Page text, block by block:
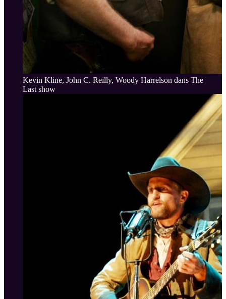
Kevin Kline, John C. Reilly, Woody Harrelson dans The
Last show